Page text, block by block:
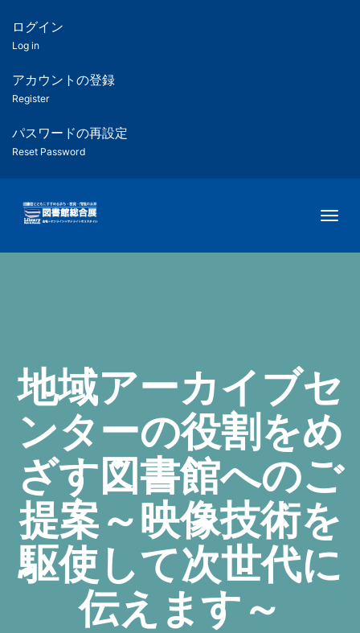
ツ
匿
名
ユ
ー
ー
用
メ
ログイン
Log in
アカウントの登録
Register
パスワードの再設定
Reset Password
地域アーカイブセ
ンターの役割をめ
ざす図書館へのご
提案～映像技術を
駆使して次世代に
伝えます～